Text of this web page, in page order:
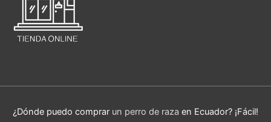
¿Dónde puedo comprar un perro de raza en Ecuador? ¡Fácil!